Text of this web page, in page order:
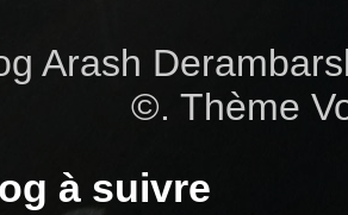
Arash
©. Thème
à suivre